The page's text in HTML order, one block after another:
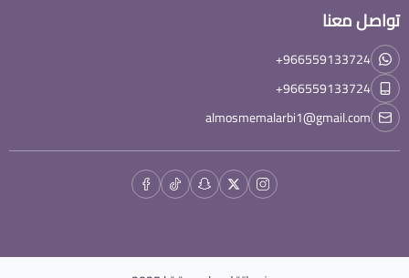
تواصل معنا
+966559133724
+966559133724
almosmemalarbi1@gmail.com